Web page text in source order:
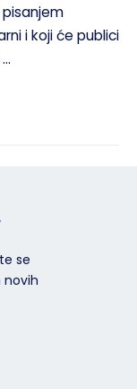
i koji će publici
se
novih